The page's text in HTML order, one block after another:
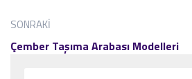
SONRAKI
Çember Taşıma Arabası Modelleri